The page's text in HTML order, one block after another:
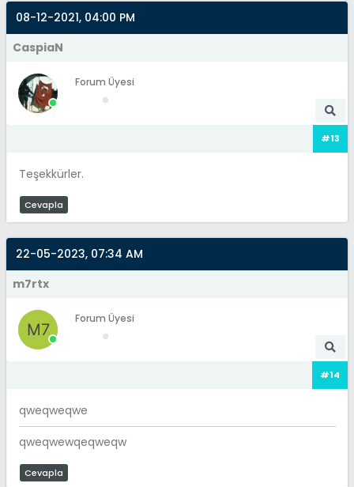
08-12-2021, 04:00 PM
CaspiaN
Forum Üyesi
#13
Teşekkürler.
Cevapla
22-05-2023, 07:34 AM
m7rtx
Forum Üyesi
#14
qweqweqwe
qweqwewqeqweqw
Cevapla